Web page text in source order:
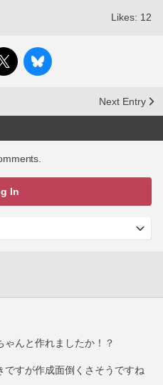
Likes: 12
Next Entry
In
ゃんと作れましたか！？
ですが作成面倒くさそうですね